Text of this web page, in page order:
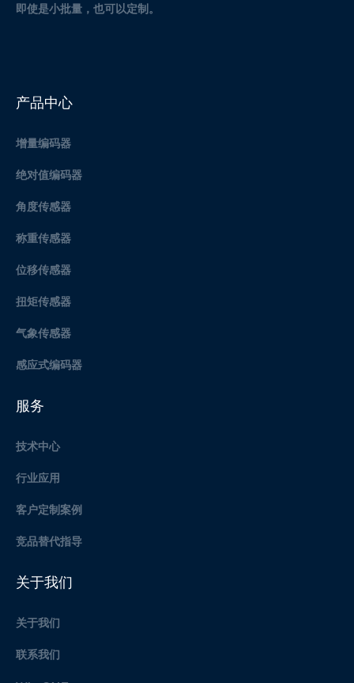
即使是小批量，也可以定制。
产品中心
增量编码器
绝对值编码器
角度传感器
称重传感器
位移传感器
扭矩传感器
气象传感器
感应式编码器
服务
技术中心
行业应用
客户定制案例
竞品替代指导
关于我们
关于我们
联系我们